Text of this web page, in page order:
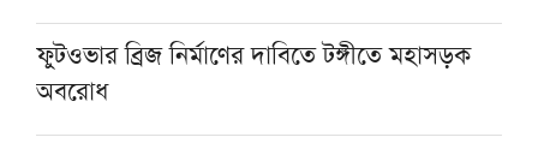
ফুটওভার ব্রিজ নির্মাণের দাবিতে টঙ্গীতে মহাসড়ক
অবরোধ